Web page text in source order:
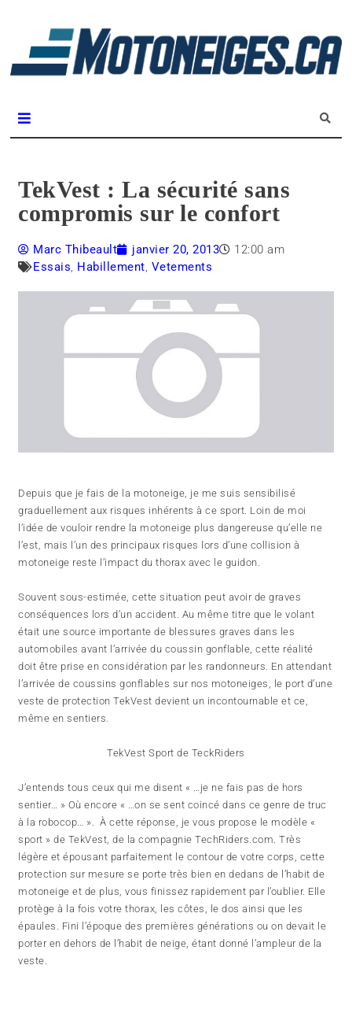
TekVest : La sécurité sans
compromis sur le confort
Marc Thibeault janvier 20, 2013
12:00 am
Essais, Habillement, Vetements
Depuis que je fais de la motoneige, je me suis sensibilisé
graduellement aux risques inhérents à ce sport. Loin de moi
l’idée de vouloir rendre la motoneige plus dangereuse qu’elle ne
l’est, mais l’un des principaux risques lors d’une collision à
motoneige reste l’impact du thorax avec le guidon.
Souvent sous-estimée, cette situation peut avoir de graves
conséquences lors d’un accident. Au même titre que le volant
était une source importante de blessures graves dans les
automobiles avant l’arrivée du coussin gonflable, cette réalité
doit être prise en considération par les randonneurs. En attendant
l’arrivée de coussins gonflables sur nos motoneiges, le port d’une
veste de protection TekVest devient un incontournable et ce,
même en sentiers.
TekVest Sport de TeckRiders
J’entends tous ceux qui me disent « …je ne fais pas de hors
sentier… » Où encore « …on se sent coincé dans ce genre de truc
à la robocop… ». À cette réponse, je vous propose le modèle «
sport » de TekVest, de la compagnie TechRiders.com. Très
légère et épousant parfaitement le contour de votre corps, cette
protection sur mesure se porte très bien en dedans de l’habit de
motoneige et de plus, vous finissez rapidement par l’oublier. Elle
protège à la fois votre thorax, les côtes, le dos ainsi que les
épaules. Fini l’époque des premières générations ou on devait le
porter en dehors de l’habit de neige, étant donné l’ampleur de la
veste.